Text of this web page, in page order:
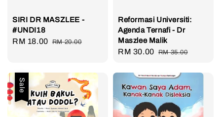
SIRI DR MASZLEE -
#UNDI18
Sale
RM 18.00 Regular
RM 20.00
Reformasi Universiti:
Agenda Ternafi - Dr
Maszlee Malik
Sale
RM 30.00 Regular
RM 35.00
Sale